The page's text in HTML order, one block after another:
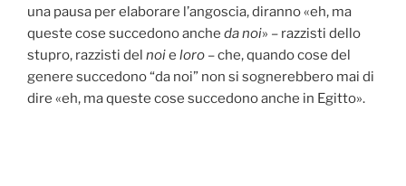
una pausa per elaborare l’angoscia, diranno «eh, ma
queste cose succedono anche da noi» – razzisti dello
stupro, razzisti del noie loro – che, quando cose del
genere succedono “da noi” non si sognerebbero mai di
dire «eh, ma queste cose succedono anche in Egitto».